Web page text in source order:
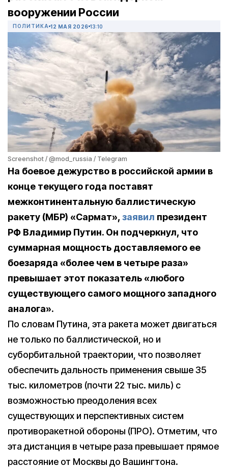
вооружении России
ПОЛИТИКА 12 МАЯ 2026 13:10
Screenshot / @mod_russia / Telegram
На боевое дежурство в российской армии в
конце текущего года поставят
межконтинентальную баллистическую
ракету (МБР) «Сармат», заявил президент
РФ Владимир Путин. Он подчеркнул, что
суммарная мощность доставляемого ее
боезаряда «более чем в четыре раза»
превышает этот показатель «любого
существующего самого мощного западного
аналога».
По словам Путина, эта ракета может двигаться
не только по баллистической, но и
суборбитальной траектории, что позволяет
обеспечить дальность применения свыше 35
тыс. километров (почти 22 тыс. миль) с
возможностью преодоления всех
существующих и перспективных систем
противоракетной обороны (ПРО). Отметим, что
эта дистанция в четыре раза превышает прямое
расстояние от Москвы до Вашингтона.